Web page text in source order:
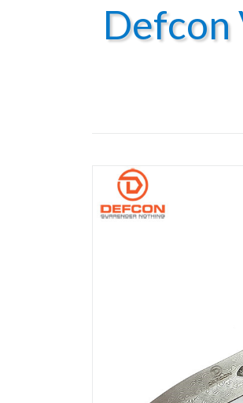
Defcon